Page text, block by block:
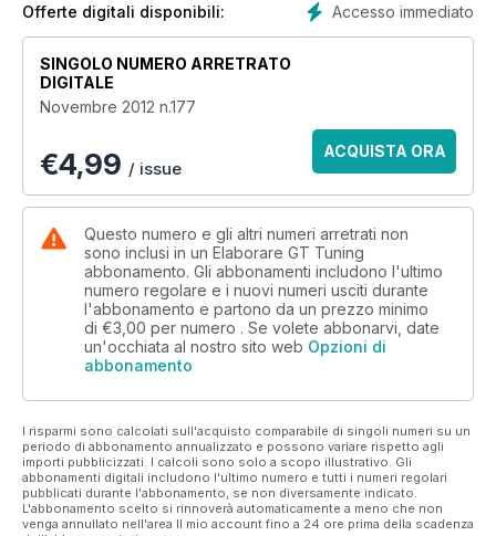
Accesso immediato
Offerte digitali disponibili:
SINGOLO NUMERO ARRETRATO
DIGITALE
Novembre 2012 n.177
€4,99 / issue
ACQUISTA ORA
Questo numero e gli altri numeri arretrati non
sono inclusi in un Elaborare GT Tuning
abbonamento. Gli abbonamenti includono l'ultimo
numero regolare e i nuovi numeri usciti durante
l'abbonamento e partono da un prezzo minimo
di €3,00 per numero . Se volete abbonarvi, date
un'occhiata al nostro sito web Opzioni di
abbonamento
I risparmi sono calcolati sull'acquisto comparabile di singoli numeri su un
periodo di abbonamento annualizzato e possono variare rispetto agli
importi pubblicizzati. I calcoli sono solo a scopo illustrativo. Gli
abbonamenti digitali includono l'ultimo numero e tutti i numeri regolari
pubblicati durante l'abbonamento, se non diversamente indicato.
L'abbonamento scelto si rinnoverà automaticamente a meno che non
venga annullato nell'area Il mio account fino a 24 ore prima della scadenza